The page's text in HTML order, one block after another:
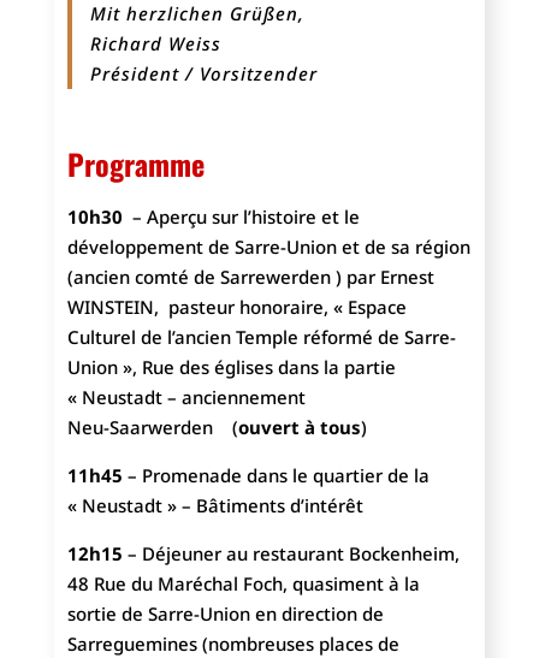
Mit herzlichen Grüßen,
Richard Weiss
Président / Vorsitzender
Programme
10h30 – Aperçu sur l’histoire et le
développement de Sarre-Union et de sa région
(ancien comté de Sarrewerden ) par Ernest
WINSTEIN, pasteur honoraire, « Espace
Culturel de l’ancien Temple réformé de Sarre-
Union », Rue des églises dans la partie
« Neustadt – anciennement
Neu‑Saarwerden (ouvert à tous)
11h45 – Promenade dans le quartier de la
« Neustadt » – Bâtiments d’intérêt
12h15 – Déjeuner au restaurant Bockenheim,
48 Rue du Maréchal Foch, quasiment à la
sortie de Sarre-Union en direction de
Sarreguemines (nombreuses places de